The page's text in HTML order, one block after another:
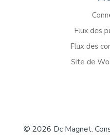
Flux des
Flux des
Site de
© 2026 Dc Magnet.